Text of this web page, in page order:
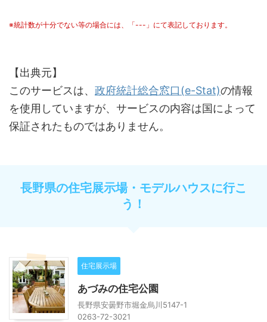
※統計数が十分でない等の場合には、「---」にて表記しております。
【出典元】
このサービスは、 政府統計総合窓口(e-Stat)の情報
を使用していますが、サービスの内容は国によって
保証されたものではありません。
長野県の住宅展示場・モデルハウスに行こ
う！
住宅展示場
あづみの住宅公園
長野県安曇野市堀金烏川5147-1
0263-72-3021